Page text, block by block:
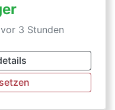
3 Stunden